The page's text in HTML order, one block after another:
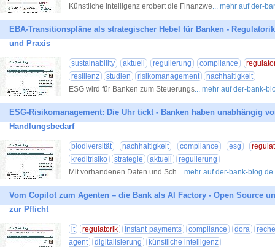
Künstliche Intelligenz erobert die Finanzwe... mehr auf der-
EBA-Transitionspläne als strategischer Hebel für Banken -
und Praxis
sustainability aktuell regulierung compliance
resilienz
studien risikomanagement
nachhaltigkeit
ESG wird für Banken zum Steuerungs... mehr auf der-bank-
ESG-Risikomanagement: Die Uhr tickt - Banken haben unabhängig
Handlungsbedarf
biodiversität nachhaltigkeit compliance esg
kreditrisiko
strategie aktuell
regulierung
Mit vorhandenen Daten und Sch... mehr auf der-bank-blog.de
Vom Copilot zum Agenten – die Bank als AI Factory - Open Source
zur Pflicht
it regulatorik instant payments compliance dora
agent
digitalisierung
künstliche intelligenz